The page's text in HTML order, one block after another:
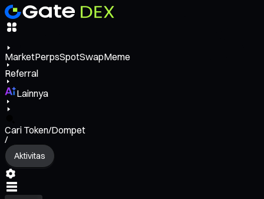
MarketPerpsSpotSwapMeme
Referral
Lainnya
Cari Token/Dompet
/
Aktivitas